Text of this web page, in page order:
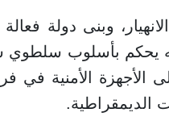
وبنى دولة
أنه يحكم بأسلوب
الأجهزة الأمنية
الديمقراطية.